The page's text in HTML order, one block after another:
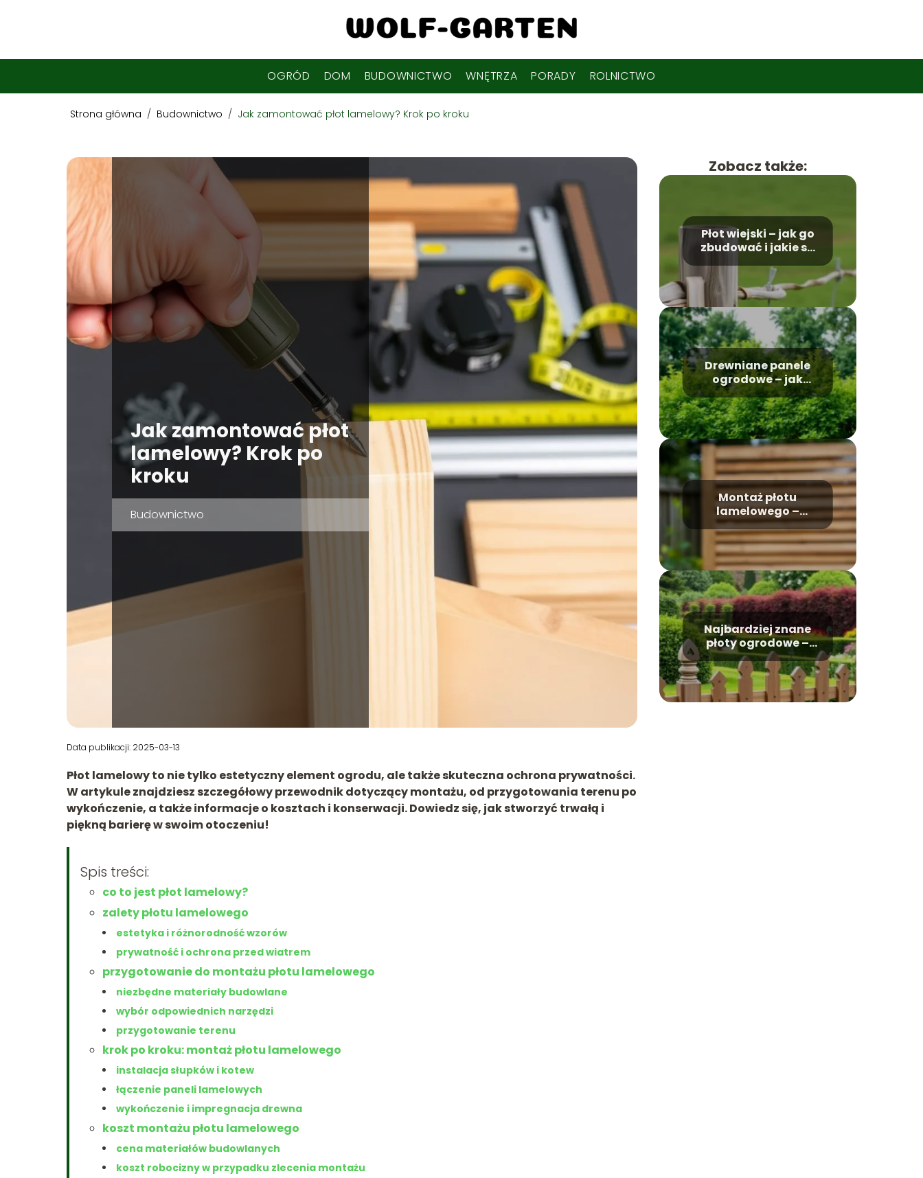
OGRÓD DOM BUDOWNICTWO WNĘTRZA PORADY ROLNICTWO
Strona główna / Budownictwo / Jak zamontować płot lamelowy? Krok po kroku
Jak zamontować płot
lamelowy? Krok po
kroku
Budownictwo
Data publikacji: 2025-03-13
Płot lamelowy to nie tylko estetyczny element ogrodu, ale także skuteczna ochrona prywatności.
W artykule znajdziesz szczegółowy przewodnik dotyczący montażu, od przygotowania terenu po
wykończenie, a także informacje o kosztach i konserwacji. Dowiedz się, jak stworzyć trwałą i
piękną barierę w swoim otoczeniu!
Spis treści:
co to jest płot lamelowy?
zalety płotu lamelowego
estetyka i różnorodność wzorów
prywatność i ochrona przed wiatrem
przygotowanie do montażu płotu lamelowego
niezbędne materiały budowlane
wybór odpowiednich narzędzi
przygotowanie terenu
krok po kroku: montaż płotu lamelowego
instalacja słupków i kotew
łączenie paneli lamelowych
wykończenie i impregnacja drewna
koszt montażu płotu lamelowego
cena materiałów budowlanych
koszt robocizny w przypadku zlecenia montażu
Zobacz także:
Płot wiejski – jak go
zbudować i jakie są
Drewniane panele
ogrodowe – jak
wybrać i
zastosować?
Montaż płotu
lamelowego –
podstawowe zasady
i techniki
Najbardziej znane
płoty ogrodowe –
zestawienie typów